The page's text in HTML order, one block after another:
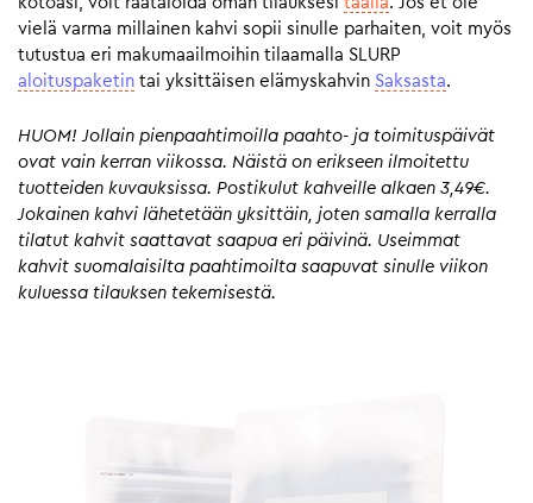
vielä varma millainen kahvi sopii sinulle parhaiten, voit myös
tutustua eri makumaailmoihin tilaamalla SLURP
aloituspaketin tai yksittäisen elämyskahvin Saksasta.
HUOM! Jollain pienpaahtimoilla paahto- ja toimituspäivät
ovat vain kerran viikossa. Näistä on erikseen ilmoitettu
tuotteiden kuvauksissa. Postikulut kahveille alkaen 3,49€.
Jokainen kahvi lähetetään yksittäin, joten samalla kerralla
tilatut kahvit saattavat saapua eri päivinä. Useimmat
kahvit suomalaisilta paahtimoilta saapuvat sinulle viikon
kuluessa tilauksen tekemisestä.